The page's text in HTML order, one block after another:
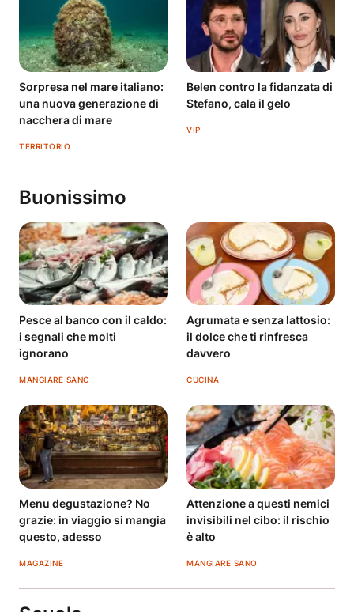
Sorpresa nel mare italiano:
una nuova generazione di
nacchera di mare
TERRITORIO
Belen contro la fidanzata di
Stefano, cala il gelo
VIP
Buonissimo
Pesce al banco con il caldo:
i segnali che molti
ignorano
MANGIARE SANO
Agrumata e senza lattosio:
il dolce che ti rinfresca
davvero
CUCINA
Menu degustazione? No
grazie: in viaggio si mangia
questo, adesso
MAGAZINE
Attenzione a questi nemici
invisibili nel cibo: il rischio
è alto
MANGIARE SANO